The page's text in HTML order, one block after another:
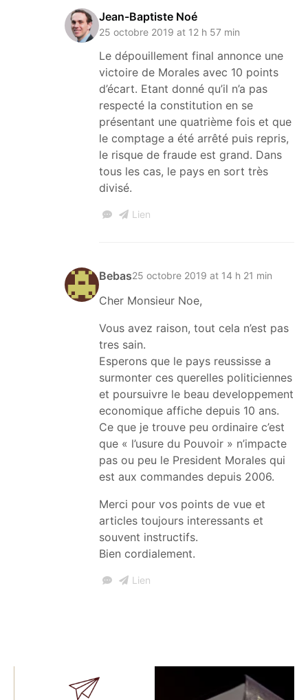
Jean-Baptiste Noé
25 octobre 2019 at 12 h 57 min
Le dépouillement final annonce une
victoire de Morales avec 10 points
d’écart. Etant donné qu’il n’a pas
respecté la constitution en se
présentant une quatrième fois et que
le comptage a été arrêté puis repris,
le risque de fraude est grand. Dans
tous les cas, le pays en sort très
divisé.
Lien
Bebas25 octobre 2019 at 14 h 21 min
Cher Monsieur Noe,
Vous avez raison, tout cela n’est pas
tres sain.
Esperons que le pays reussisse a
surmonter ces querelles politiciennes
et poursuivre le beau developpement
economique affiche depuis 10 ans.
Ce que je trouve peu ordinaire c’est
que « l’usure du Pouvoir » n’impacte
pas ou peu le President Morales qui
est aux commandes depuis 2006.
Merci pour vos points de vue et
articles toujours interessants et
souvent instructifs.
Bien cordialement.
Lien